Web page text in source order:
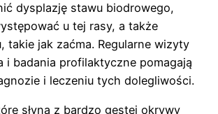
dysplazję stawu biodrowego,
u tej rasy, a także
takie jak zaćma. Regularne wizyty
i badania profilaktyczne pomagają
i leczeniu tych dolegliwości.
słyną z bardzo gęstej okrywy